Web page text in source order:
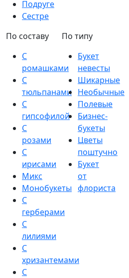
Подруге
Сестре
По составу
С
ромашками
С
тюльпанами
С
гипсофилой
С
розами
С
ирисами
Микс
Монобукеты
С
герберами
С
лилиями
С
хризантемами
С
По типу
Букет
невесты
Шикарные
Необычные
Полевые
Бизнес-
букеты
Цветы
поштучно
Букет
от
флориста